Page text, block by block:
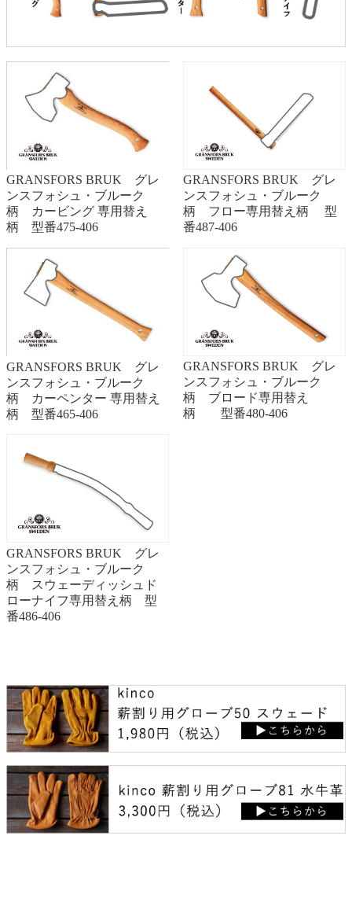
GRANSFORS BRUK グレ
ンスフォシュ・ブルーク
柄 カービング 専用替え
柄 型番475-406
GRANSFORS BRUK グレ
ンスフォシュ・ブルーク
柄 フロー専用替え柄 型
番487-406
GRANSFORS BRUK グレ
ンスフォシュ・ブルーク
柄 カーペンター 専用替え
柄 型番465-406
GRANSFORS BRUK グレ
ンスフォシュ・ブルーク
柄 ブロード専用替え
柄 型番480-406
GRANSFORS BRUK グレ
ンスフォシュ・ブルーク
柄 スウェーディッシュド
ローナイフ専用替え柄 型
番486-406